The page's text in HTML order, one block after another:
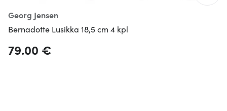
Georg Jensen
Bernadotte Lusikka 18,5 cm 4 kpl
79.00 €